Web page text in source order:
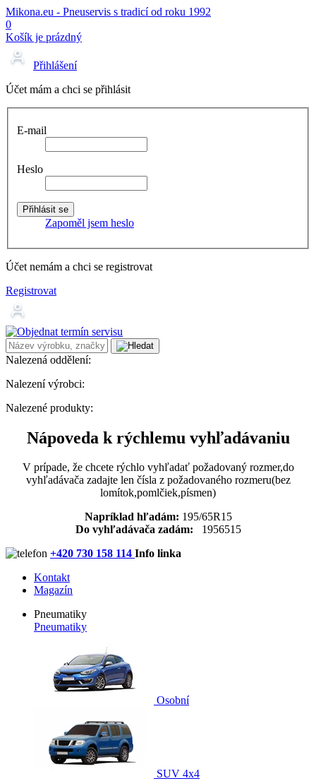
Mikona.eu - Pneuservis s tradicí od roku 1992
0
Košík je prázdný
Přihlášení
Účet mám a chci se přihlásit
E-mail
Heslo
Zapoměl jsem heslo
Účet nemám a chci se registrovat
Registrovat
Nalezená oddělení:
Nalezení výrobci:
Nalezené produkty:
Nápoveda k rýchlemu vyhľadávaniu
V prípade, že chcete rýchlo vyhľadať požadovaný rozmer,do
vyhľadávača zadajte len čísla z požadovaného rozmeru(bez
lomítok,pomlčiek,písmen)
Napríklad hľadám: 195/65R15
Do vyhľadávača zadám: 1956515
+420 730 158 114 Info linka
Kontakt
Magazín
Pneumatiky
Pneumatiky
Osobní
SUV 4x4